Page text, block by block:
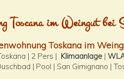
Toscana im Weingut bei
Toskana im
| 2 Pers | Klimaanlage |
| Pool | San Gimignano |